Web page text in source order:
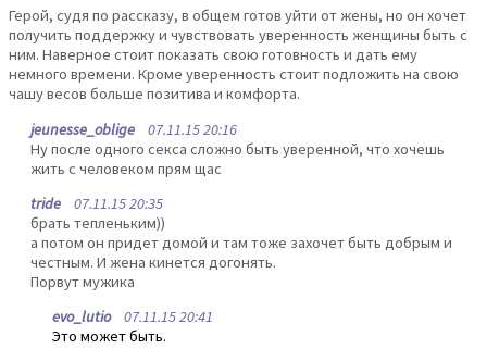
Герой, судя по рассказу, в общем готов уйти от жены, но он хочет
получить поддержку и чувствовать уверенность женщины быть с
ним. Наверное стоит показать свою готовность и дать ему
немного времени. Кроме уверенность стоит подложить на свою
чашу весов больше позитива и комфорта.
jeunesse_oblige 07.11.15 20:16
Ну после одного секса сложно быть уверенной, что хочешь
жить с человеком прям щас
tride 07.11.15 20:35
брать тепленьким))
а потом он придет домой и там тоже захочет быть добрым и
честным. И жена кинется догонять.
Порвут мужика
evo_lutio07.11.15 20:41
Это может быть.